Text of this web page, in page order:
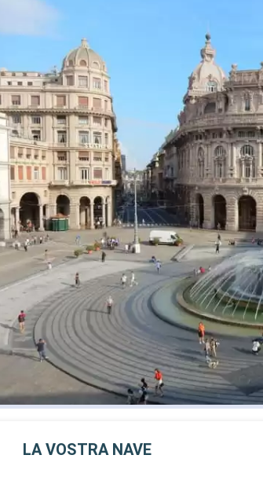
con
adulti e
SPORT E INTRATTENIMENTO
- Ricco programma di
in stile Broadway
- Area piscine
- Strutture sportive
- Palestra perfettamente
vista panoramica
- Attività di intrattenimento
bambini
- ** Attività ricreative per
RELAX E BENESSERE
- Accesso libero al Top
Solarium
- Dotazioni per il relax in
(compresi accappatoio e
- Menù cuscini
- Accesso all'Area Termale
adulti)
- 40% di sconto su un
selezionato acquistato
partenza della crociera
- 10% di sconto su tutti i
acquistati a bordo
SERVIZI
- Personale qualificato e
ALTRI PRIVILEGI
LA VOSTRA NAVE